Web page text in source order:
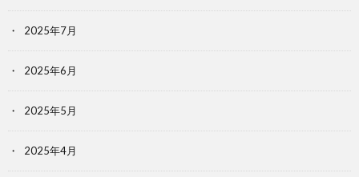
2025年7月
2025年6月
2025年5月
2025年4月